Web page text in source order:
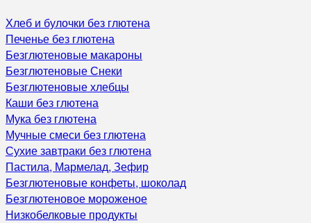
Хлеб и булочки без глютена
Печенье без глютена
Безглютеновые макароны
Безглютеновые Снеки
Безглютеновые хлебцы
Каши без глютена
Мука без глютена
Мучные смеси без глютена
Сухие завтраки без глютена
Пастила, Мармелад, Зефир
Безглютеновые конфеты, шоколад
Безглютеновое мороженое
Низкобелковые продукты